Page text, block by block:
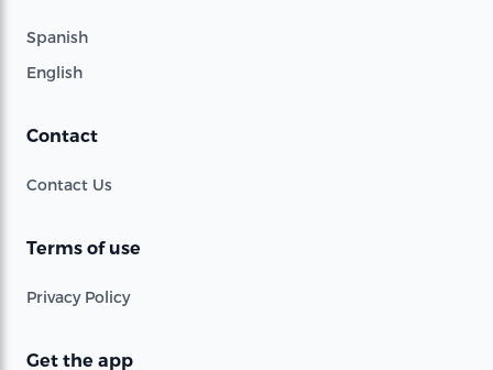
Spanish
English
Contact
Contact Us
Terms of use
Privacy Policy
Get the app